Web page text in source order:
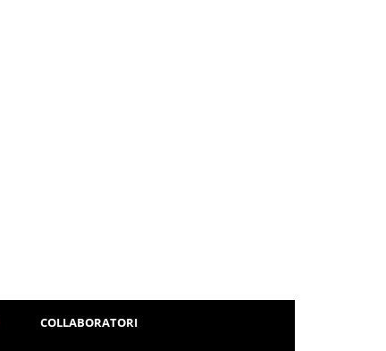
COLLABORATORI